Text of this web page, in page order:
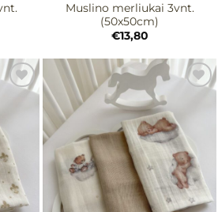
Muslino merliukai 3vnt.
(50x50cm)
€13,80
Mėgstamiausias